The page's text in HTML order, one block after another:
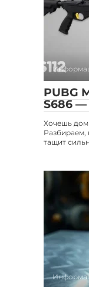
PUBG
S686 —
Хочешь
Разбираем,
тащит